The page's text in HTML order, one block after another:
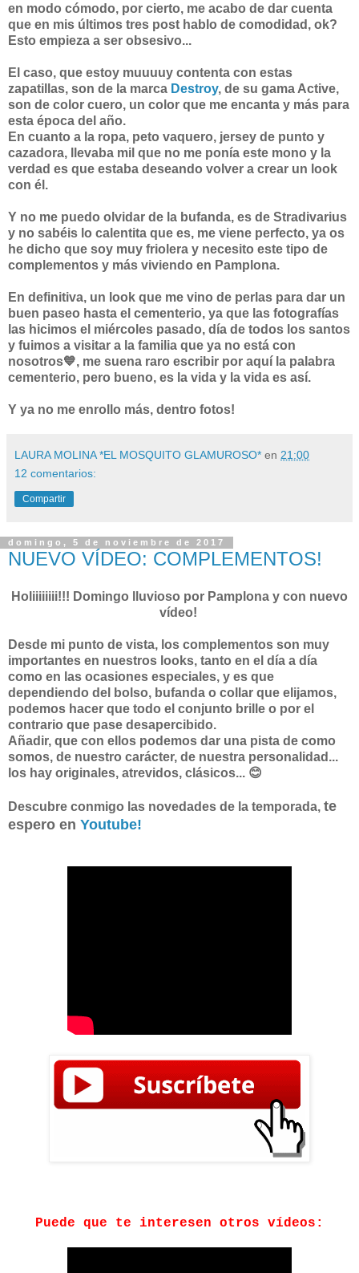
en modo cómodo, por cierto, me acabo de dar cuenta
que en mis últimos tres post hablo de comodidad, ok?
Esto empieza a ser obsesivo...
El caso, que estoy muuuuy contenta con estas
zapatillas, son de la marca Destroy, de su gama Active,
son de color cuero, un color que me encanta y más para
esta época del año.
En cuanto a la ropa, peto vaquero, jersey de punto y
cazadora, llevaba mil que no me ponía este mono y la
verdad es que estaba deseando volver a crear un look
con él.
Y no me puedo olvidar de la bufanda, es de Stradivarius
y no sabéis lo calentita que es, me viene perfecto, ya os
he dicho que soy muy friolera y necesito este tipo de
complementos y más viviendo en Pamplona.
En definitiva, un look que me vino de perlas para dar un
buen paseo hasta el cementerio, ya que las fotografías
las hicimos el miércoles pasado, día de todos los santos
y fuimos a visitar a la familia que ya no está con
nosotros💙, me suena raro escribir por aquí la palabra
cementerio, pero bueno, es la vida y la vida es así.
Y ya no me enrollo más, dentro fotos!
LAURA MOLINA *EL MOSQUITO GLAMUROSO* en 21:00
12 comentarios:
Compartir
domingo, 5 de noviembre de 2017
NUEVO VÍDEO: COMPLEMENTOS!
Holiiiiiiii!!! Domingo lluvioso por Pamplona y con nuevo
vídeo!
Desde mi punto de vista, los complementos son muy
importantes en nuestros looks, tanto en el día a día
como en las ocasiones especiales, y es que
dependiendo del bolso, bufanda o collar que elijamos,
podemos hacer que todo el conjunto brille o por el
contrario que pase desapercibido.
Añadir, que con ellos podemos dar una pista de como
somos, de nuestro carácter, de nuestra personalidad...
los hay originales, atrevidos, clásicos... 😊
Descubre conmigo las novedades de la temporada, te
espero en Youtube!
Puede que te interesen otros vídeos: